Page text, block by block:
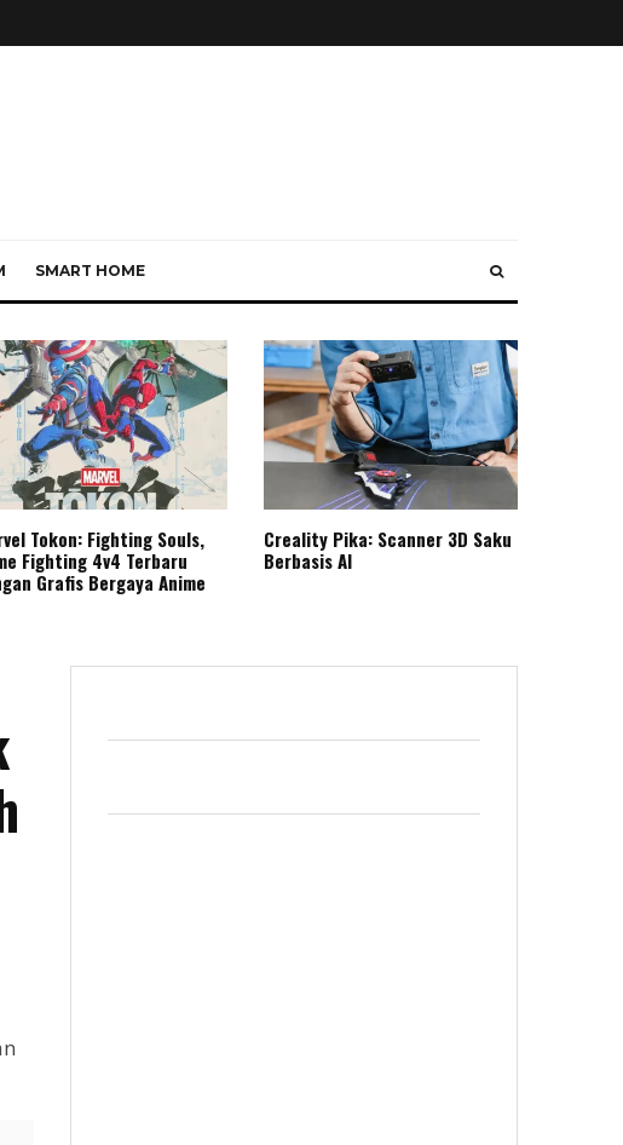
SMART HOME
Tokon: Fighting Souls,
Fighting 4v4 Terbaru
Grafis Bergaya Anime
Creality Pika: Scanner 3D Saku
Berbasis AI